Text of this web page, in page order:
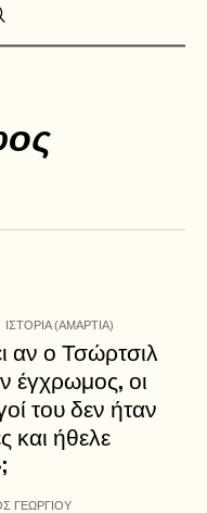
ΙΣΤΟΡΙΑ (ΑΜΑΡΤΙΑ)
αν ο Τσώρτσιλ
έγχρωμος, οι
του δεν ήταν
και ήθελε
ΓΕΩΡΓΙΟΥ